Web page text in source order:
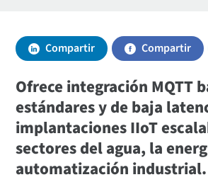
Compartir Compartir
Ofrece integración MQTT
estándares y de baja
implantaciones IIoT
sectores del agua, la
automatización industrial.